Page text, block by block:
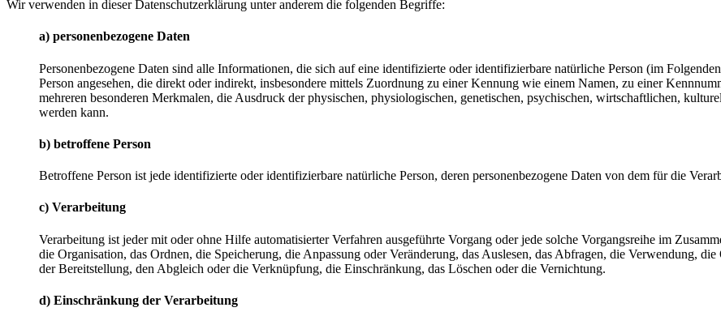
Wir verwenden in dieser Datenschutzerklärung unter anderem die folgenden Begriffe:
a) personenbezogene Daten
Personenbezogene Daten sind alle Informationen, die sich auf eine identifizierte oder identifizierbare natürliche Person (im
Person angesehen, die direkt oder indirekt, insbesondere mittels Zuordnung zu einer Kennung wie einem Namen, zu einer
mehreren besonderen Merkmalen, die Ausdruck der physischen, physiologischen, genetischen, psychischen, wirtschaftlichen,
werden kann.
b) betroffene Person
Betroffene Person ist jede identifizierte oder identifizierbare natürliche Person, deren personenbezogene Daten von dem für die
c) Verarbeitung
Verarbeitung ist jeder mit oder ohne Hilfe automatisierter Verfahren ausgeführte Vorgang oder jede solche Vorgangsreihe im
die Organisation, das Ordnen, die Speicherung, die Anpassung oder Veränderung, das Auslesen, das Abfragen, die Verwendung,
der Bereitstellung, den Abgleich oder die Verknüpfung, die Einschränkung, das Löschen oder die Vernichtung.
d) Einschränkung der Verarbeitung